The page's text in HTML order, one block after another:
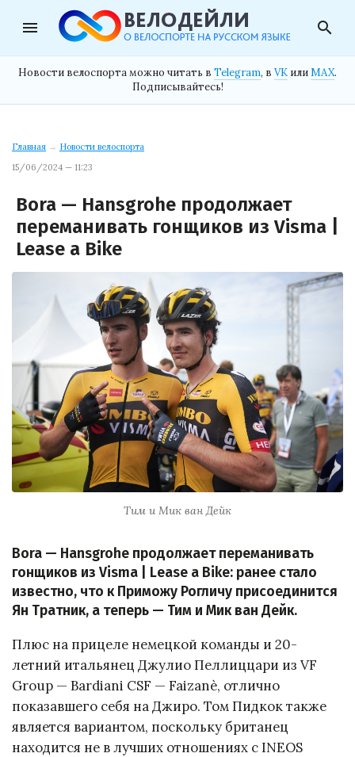
menu search
Новости велоспорта можно читать в Telegram, в VK илиMAX.
Подписывайтесь!
Главная → Новости велоспорта
15/06/2024 — 11:23
Bora — Hansgrohe продолжает
переманивать гонщиков из Visma |
Lease a Bike
Тим и Мик ван Дейк
Bora — Hansgrohe продолжает переманивать
гонщиков из Visma | Lease a Bike: ранее стало
известно, что к Приможу Рогличу присоединится
Ян Тратник, а теперь — Тим и Мик ван Дейк.
Плюс на прицеле немецкой команды и 20-
летний итальянец Джулио Пеллиццари из VF
Group — Bardiani CSF — Faizanè, отлично
показавшего себя на Джиро. Том Пидкок также
является вариантом, поскольку британец
находится не в лучших отношениях с INEOS